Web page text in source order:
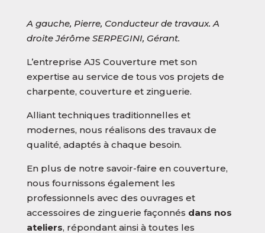
A gauche, Pierre, Conducteur de travaux. A
droite Jérôme SERPEGINI, Gérant.
L’entreprise AJS Couverture met son
expertise au service de tous vos projets de
charpente, couverture et zinguerie.
Alliant techniques traditionnelles et
modernes, nous réalisons des travaux de
qualité, adaptés à chaque besoin.
En plus de notre savoir-faire en couverture,
nous fournissons également les
professionnels avec des ouvrages et
accessoires de zinguerie façonnés dans nos
ateliers, répondant ainsi à toutes les